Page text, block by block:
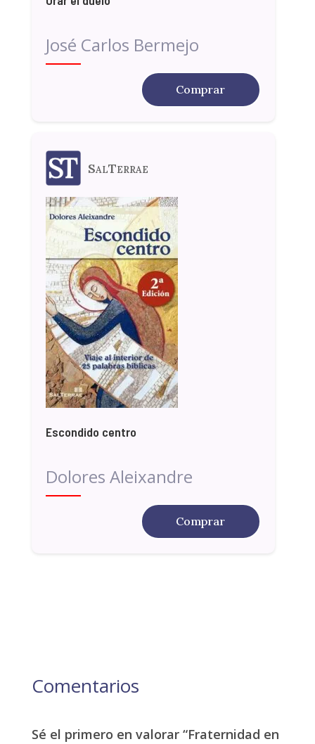
José Carlos Bermejo
Comprar
SalTerrae
Escondido centro
Dolores Aleixandre
Comprar
Comentarios
Sé el primero en valorar “Fraternidad en